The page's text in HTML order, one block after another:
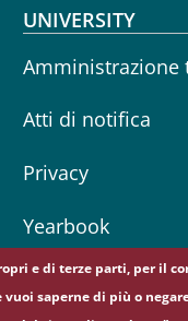
Footer
UNIVERSITY
Amministrazione
Atti di notifica
Privacy
Yearbook
e di terze parti, per il
saperne di più o